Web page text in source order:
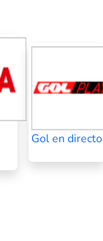
Gol en directo